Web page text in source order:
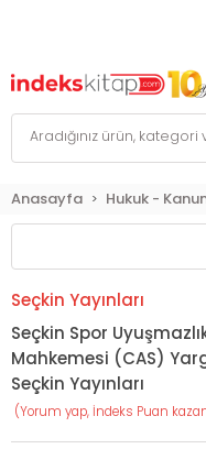
Anasayfa Hukuk -
Seçkin Yayınları
Seçkin Spor
Mahkemesi (CAS)
Seçkin Yayınları
(Yorum yap, İndeks Puan